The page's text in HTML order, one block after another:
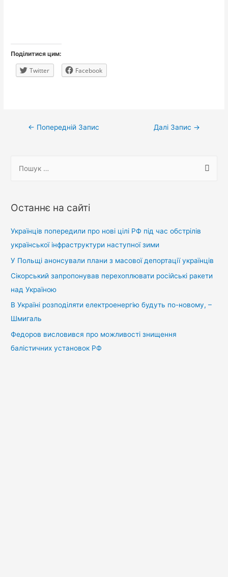
Поділитися цим:
Twitter Facebook
Навігація
← Попередній Запис Далі Запис →
у
:
Останнє на сайті
Українців попередили про нові цілі РФ під час обстрілів
української інфраструктури наступної зими
У Польщі анонсували плани з масової депортації українців
Сікорський запропонував перехоплювати російські ракети
над Україною
В Україні розподіляти електроенергію будуть по-новому, –
Шмигаль
Федоров висловився про можливості знищення
балістичних установок РФ